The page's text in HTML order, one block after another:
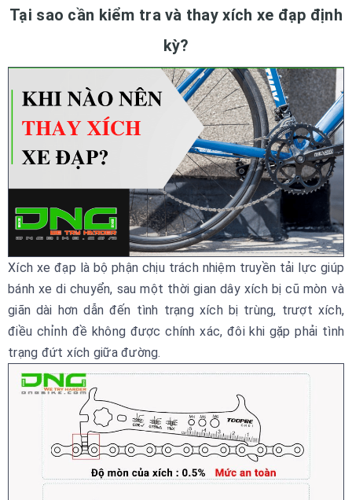
Tại sao cần kiểm tra và thay xích xe đạp định
kỳ?
Xích xe đạp là bộ phận chịu trách nhiệm truyền tải lực giúp
bánh xe di chuyển, sau một thời gian dây xích bị cũ mòn và
giãn dài hơn dẫn đến tình trạng xích bị trùng, trượt xích,
điều chỉnh đề không được chính xác, đôi khi gặp phải tình
trạng đứt xích giữa đường.